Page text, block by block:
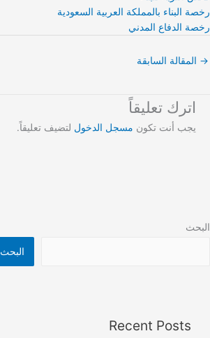
رخصة البناء بالمملكة العربية السعودية
رخصة الدفاع المدني
→ المقالة السابقة
اترك تعليقاً
يجب أنت تكون مسجل الدخول لتضيف تعليقاً.
البحث
البحث
Recent Posts